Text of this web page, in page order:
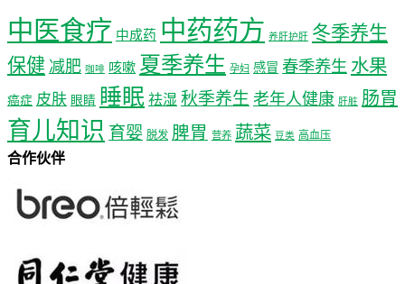
中医食疗 中成药 中药药方 养肝护肝 冬季养生
保健 减肥 咖啡 咳嗽 夏季养生 孕妇 感冒 春季养生 水果
癌症 皮肤 眼睛 睡眠 祛湿 秋季养生 老年人健康 肝脏 肠胃
育儿知识 育婴 脱发 脾胃 营养 蔬菜 豆类 高血压
合作伙伴